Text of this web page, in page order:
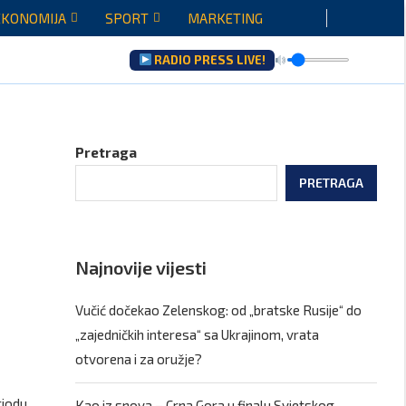
SPORT MARKETING
RADIO PRESS LIVE!
Pretraga
PRETRAGA
Najnovije vijesti
Vučić dočekao Zelenskog: od „bratske Rusije“ do
„zajedničkih interesa“ sa Ukrajinom, vrata
otvorena i za oružje?